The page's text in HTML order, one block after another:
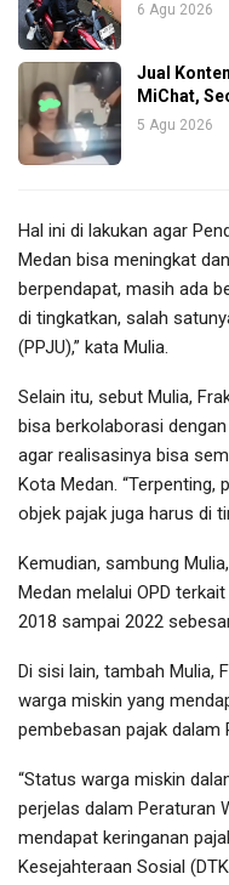
6 Agu 2026
Jual
MiChat,
5 Agu 2026
Hal ini di lakukan agar
Medan bisa meningkat
berpendapat, masih ada
di tingkatkan, salah
(PPJU),” kata Mulia.
Selain itu, sebut Mulia,
bisa berkolaborasi
agar realisasinya bisa
Kota Medan. “Terpenting,
objek pajak juga harus di
Kemudian, sambung
Medan melalui OPD
2018 sampai 2022
Di sisi lain, tambah Mulia,
warga miskin yang
pembebasan pajak dalam
“Status warga miskin
perjelas dalam Peraturan
mendapat keringanan
Kesejahteraan Sosial